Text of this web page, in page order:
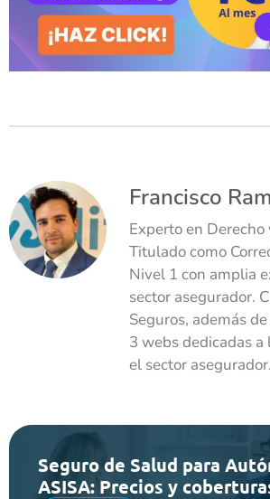
Francisco
Experto en Derecho
Titulado como
Nivel 1 con amplia
sector asegurador.
Seguros, además
3 webs dedicadas
el sector asegurador.
Seguro de Salud para
ASISA: Precios y